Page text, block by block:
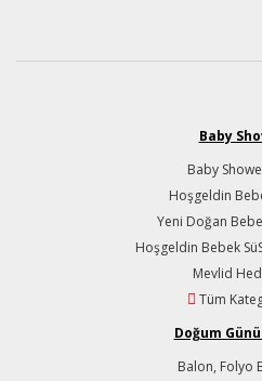
Baby
Baby
Hoşgeldin
Yeni Doğan
Hoşgeldin Bebek
Mevlid
Tüm
Doğum
Balon, Folyo